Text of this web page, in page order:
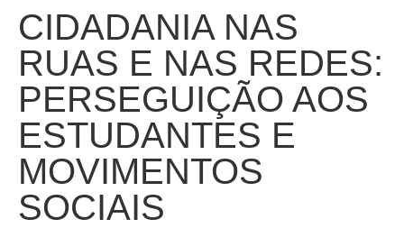
CIDADANIA NAS
RUAS E NAS REDES:
PERSEGUIÇÃO AOS
ESTUDANTES E
MOVIMENTOS
SOCIAIS